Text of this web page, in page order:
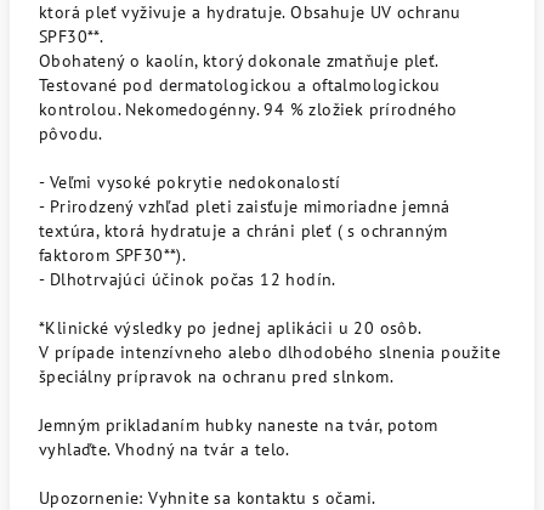
ktorá pleť vyživuje a hydratuje. Obsahuje UV ochranu
SPF30**.
Obohatený o kaolín, ktorý dokonale zmatňuje pleť.
Testované pod dermatologickou a oftalmologickou
kontrolou. Nekomedogénny. 94 % zložiek prírodného
pôvodu.
- Veľmi vysoké pokrytie nedokonalostí
- Prirodzený vzhľad pleti zaisťuje mimoriadne jemná
textúra, ktorá hydratuje a chráni pleť ( s ochranným
faktorom SPF30**).
- Dlhotrvajúci účinok počas 12 hodín.
*Klinické výsledky po jednej aplikácii u 20 osôb.
V prípade intenzívneho alebo dlhodobého slnenia použite
špeciálny prípravok na ochranu pred slnkom.
Jemným prikladaním hubky naneste na tvár, potom
vyhlaďte. Vhodný na tvár a telo.
Upozornenie: Vyhnite sa kontaktu s očami.